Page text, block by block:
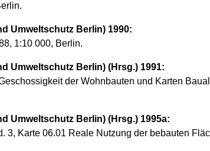
Umweltschutz Berlin) 1990:
1:10 000, Berlin.
Umweltschutz Berlin) (Hrsg.) 1991:
der Wohnbauten und Karten
Umweltschutz Berlin) (Hrsg.) 1995a:
Karte 06.01 Reale Nutzung der bebauten